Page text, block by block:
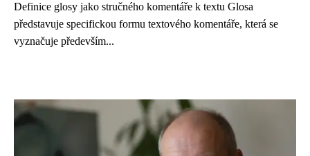
Definice glosy jako stručného komentáře k textu Glosa
představuje specifickou formu textového komentáře, která se
vyznačuje především...